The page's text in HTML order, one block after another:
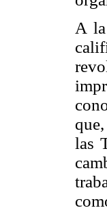
A
las